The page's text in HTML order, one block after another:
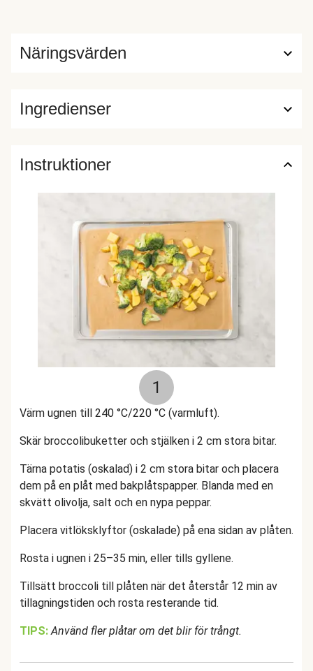
Ingredienser
Näringsvärden
Instruktioner
1
Värm ugnen till 240 °C/220 °C (varmluft).
Skär broccolibuketter och stjälken i 2 cm stora bitar.
Tärna potatis (oskalad) i 2 cm stora bitar och placera
dem på en plåt med bakplåtspapper. Blanda med en
skvätt olivolja, salt och en nypa peppar.
Placera vitlöksklyftor (oskalade) på ena sidan av plåten.
Rosta i ugnen i 25–35 min, eller tills gyllene.
Tillsätt broccoli till plåten när det återstår 12 min av
tillagningstiden och rosta resterande tid.
TIPS: Använd fler plåtar om det blir för trångt.